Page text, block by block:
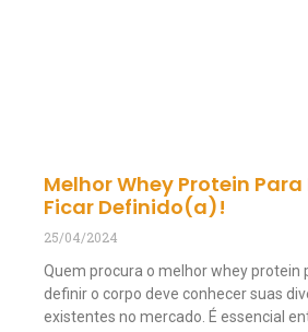
Melhor Whey Protein
Ficar Definido(a)!
25/04/2024
Quem procura o melhor whey protein
definir o corpo deve conhecer suas
existentes no mercado. É essencial